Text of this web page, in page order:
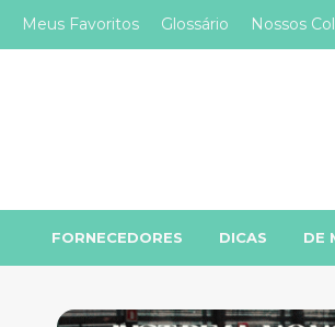
Meus Favoritos Glossário Nossos
FORNECEDORES DICAS DE